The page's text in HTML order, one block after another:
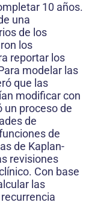
10 años.
una
de los
los
reportar los
modelar las
que las
modificar con
un proceso de
de
de
de Kaplan-
revisiones
Con base
las